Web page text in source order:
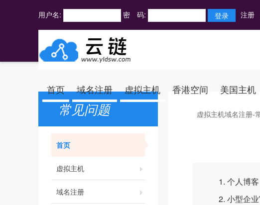
用户名: 密 码: 注册
首页 域名注册 虚拟主机 香港空间 美国主机
常见问题
首页
虚拟主机
域名注册
虚拟主机域名注册-
1. 个人博客
2. 小型企业